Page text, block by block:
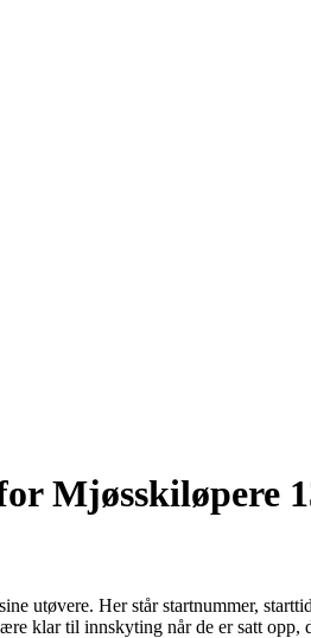
Mjøsskiløpere
utøvere. Her står startnummer,
klar til innskyting når de er satt opp,